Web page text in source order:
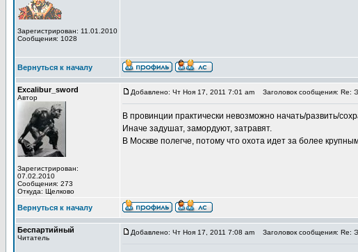
Зарегистрирован: 11.01.2010
Сообщения: 1028
Вернуться к началу
Excalibur_sword
Автор
Зарегистрирован:
07.02.2010
Сообщения: 273
Откуда: Щелково
Добавлено: Чт Ноя 17, 2011 7:01 am Заголовок сообщения: Re:
В провинции практически невозможно начать/развить/
Иначе задушат, замордуют, затравят.
В Москве полегче, потому что охота идет за более
Вернуться к началу
Беспартийный
Читатель
Добавлено: Чт Ноя 17, 2011 7:08 am Заголовок сообщения: Re: